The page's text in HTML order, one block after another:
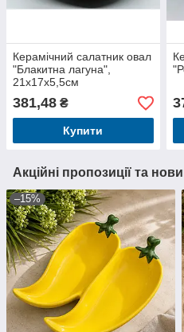
Керамічний салатник овал
"Блакитна лагуна",
21х17х5,5см
381,48 ₴
Купити
Акційні пропозиції та
–15%